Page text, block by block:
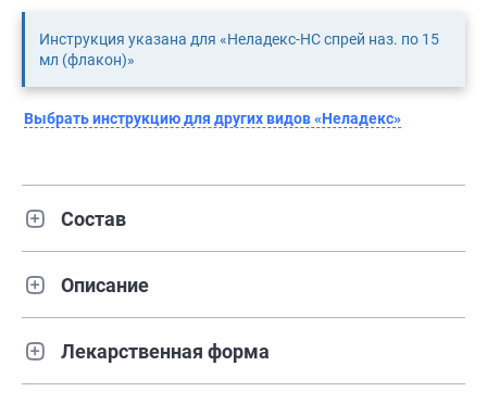
Инструкция указана для «Неладекс-НС спрей наз. по 15
мл (флакон)»
Выбрать инструкцию для других видов «Неладекс»
Состав
Описание
Лекарственная форма